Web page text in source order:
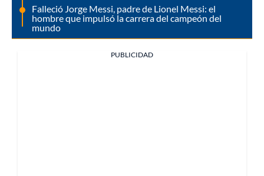
Falleció Jorge Messi, padre de Lionel Messi: el
hombre que impulsó la carrera del campeón del
mundo
PUBLICIDAD